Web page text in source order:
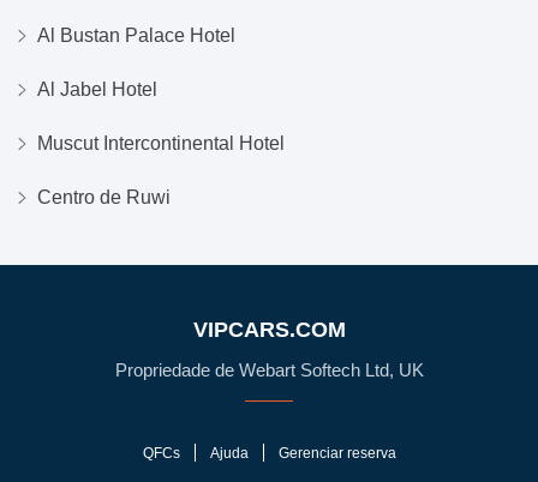
Al Bustan Palace Hotel
Al Jabel Hotel
Muscut Intercontinental Hotel
Centro de Ruwi
VIPCARS.COM
Propriedade de Webart Softech Ltd, UK
QFCs Ajuda Gerenciar reserva